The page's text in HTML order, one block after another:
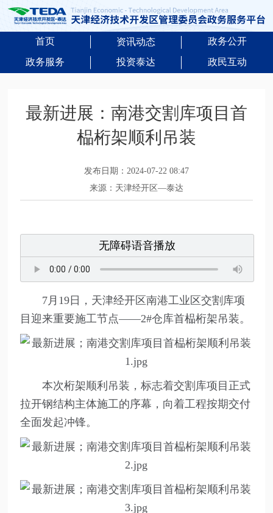
首页 资讯动态
政务公开
政务服务
投资泰达 政民互动
最新进展：南港交割库项目首
榀桁架顺利吊装
发布日期：2024-07-22 08:47
来源：天津经开区—泰达
无障碍语音播放
7月19日，天津经开区南港工业区交割库项
目迎来重要施工节点——2#仓库首榀桁架吊装。
本次桁架顺利吊装，标志着交割库项目正式
拉开钢结构主体施工的序幕，向着工程按期交付
全面发起冲锋。